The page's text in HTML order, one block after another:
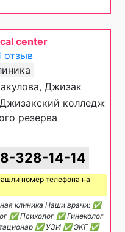
center
отзыв
Джизак
Джизакский колледж
резерва
328-14-14
номер телефона на
клиника Наши врачи: ✅️
✅️ Психолог ✅️ Гинеколог
✅️ УЗИ ✅️ ЭКГ ✅️